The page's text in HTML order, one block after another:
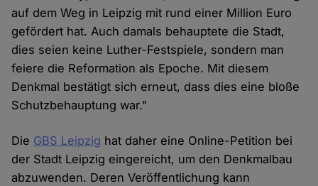
auf dem Weg in Leipzig mit rund einer Million Euro
gefördert hat. Auch damals behauptete die Stadt,
dies seien keine Luther-Festspiele, sondern man
feiere die Reformation als Epoche. Mit diesem
Denkmal bestätigt sich erneut, dass dies eine bloße
Schutzbehauptung war."
Die GBS Leipzig hat daher eine Online-Petition bei
der Stadt Leipzig eingereicht, um den Denkmalbau
abzuwenden. Deren Veröffentlichung kann